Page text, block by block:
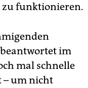
zu funktionieren.
im
mal schnelle
– um nicht